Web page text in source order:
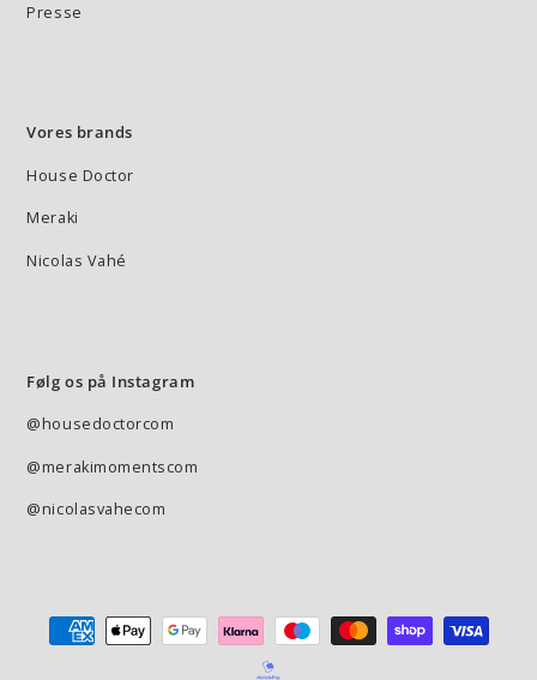
Presse
Vores brands
House Doctor
Meraki
Nicolas Vahé
Følg os på Instagram
@housedoctorcom
@merakimomentscom
@nicolasvahecom
Betalingsmetode